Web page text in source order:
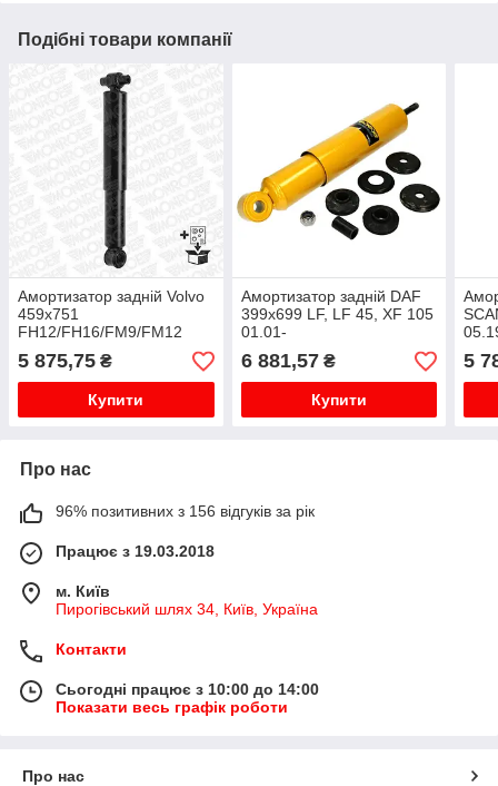
Подібні товари компанії
Амортизатор задній Volvo
459x751
FH12/FH16/FM9/FM12
20585555
5 875,75 ₴
Купити
Амортизатор задній DAF
399x699 LF, LF 45, XF 105
01.01-
6 881,57₴
Купити
5
Про нас
96% позитивних з 156 відгуків за рік
Працює з 19.03.2018
м. Київ
Пирогівський шлях 34, Київ, Україна
Контакти
Сьогодні працює з 10:00 до 14:00
Показати весь графік роботи
Про нас